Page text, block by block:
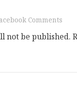
Comments
not be published.